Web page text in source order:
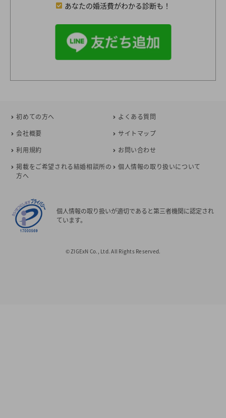
あなたの婚活費がわかる診断も！
初めての方へ
よくある質問
会社概要
サイトマップ
利用規約
お問い合わせ
掲載をご希望される結婚相談所の
方へ
個人情報の取り扱いについて
個人情報の取り扱いが適切であると第三者機関に認定され
ています。
© ZIGExN Co., Ltd. All Rights Reserved.